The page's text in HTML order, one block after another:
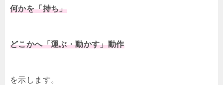
何かを「持ち」
どこかへ「運ぶ・動かす」動作
を示します。